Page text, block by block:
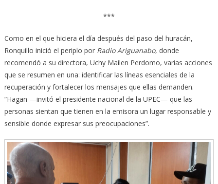
***
Como en el que hiciera el día después del paso del huracán,
Ronquillo inició el periplo por Radio Ariguanabo, donde
recomendó a su directora, Uchy Mailen Perdomo, varias acciones
que se resumen en una: identificar las líneas esenciales de la
recuperación y fortalecer los mensajes que ellas demanden.
“Hagan —invitó el presidente nacional de la UPEC— que las
personas sientan que tienen en la emisora un lugar responsable y
sensible donde expresar sus preocupaciones”.